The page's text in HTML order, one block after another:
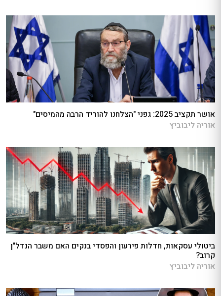
אושר תקציב 2025: גפני "הצלחנו להוריד הרבה מהמיסים"
אוריה ליבוביץ
ביטולי עסקאות, חדלות פירעון והפסדי בנקים האם משבר הנדל"ן
קרוב?
אוריה ליבוביץ